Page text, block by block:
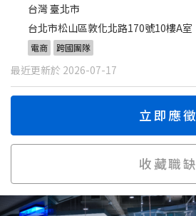
台灣 臺北市
台北市松山區敦化北路170號10樓A室
電商 跨國團隊
最近更新於 2026-07-17
立即應徵
收藏職缺